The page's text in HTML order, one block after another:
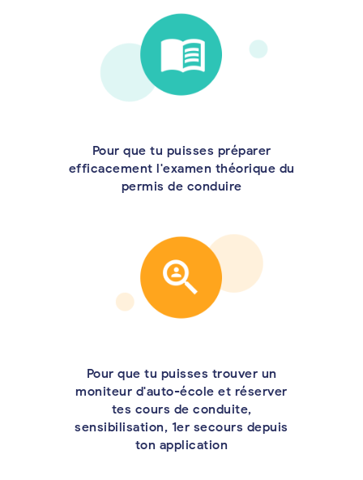
Pour que tu puisses préparer
efficacement l'examen théorique du
permis de conduire
Pour que tu puisses trouver un
moniteur d'auto-école et réserver
tes cours de conduite,
sensibilisation, 1er secours depuis
ton application